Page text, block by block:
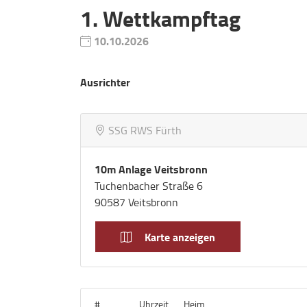
1. Wettkampftag
10.10.2026
Ausrichter
SSG RWS Fürth
10m Anlage Veitsbronn
Tuchenbacher Straße 6
90587 Veitsbronn
Karte anzeigen
# Uhrzeit Heim